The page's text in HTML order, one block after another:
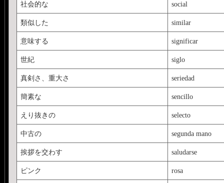
社会的な social
類似した similar
意味する significar
世紀 siglo
真剣さ、重大さ seriedad
簡素な sencillo
えり抜きの selecto
中古の segunda mano
挨拶を交わす saludarse
ピンク rosa